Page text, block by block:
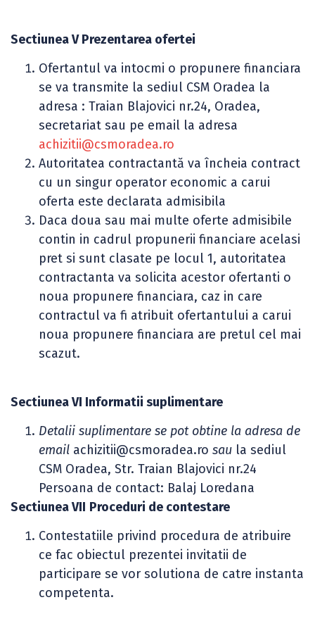
Sectiunea V Prezentarea ofertei
Ofertantul va intocmi o propunere financiara
se va transmite la sediul CSM Oradea la
adresa : Traian Blajovici nr.24, Oradea,
secretariat sau pe email la adresa
achizitii@csmoradea.ro
Autoritatea contractantă va încheia contract
cu un singur operator economic a carui
oferta este declarata admisibila
Daca doua sau mai multe oferte admisibile
contin in cadrul propunerii financiare acelasi
pret si sunt clasate pe locul 1, autoritatea
contractanta va solicita acestor ofertanti o
noua propunere financiara, caz in care
contractul va fi atribuit ofertantului a carui
noua propunere financiara are pretul cel mai
scazut.
Sectiunea VI Informatii suplimentare
Detalii suplimentare se pot obtine la adresa de
email achizitii@csmoradea.ro sau la sediul
CSM Oradea, Str. Traian Blajovici nr.24
Persoana de contact: Balaj Loredana
Sectiunea VII Proceduri de contestare
Contestatiile privind procedura de atribuire
ce fac obiectul prezentei invitatii de
participare se vor solutiona de catre instanta
competenta.